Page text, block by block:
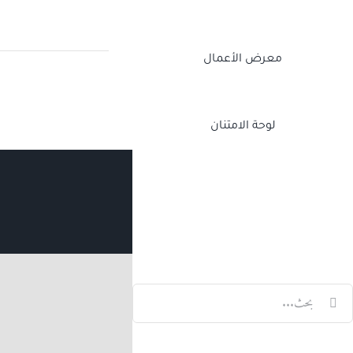
معرض الأعمال
لوحة الامتنان
البحث
عن: